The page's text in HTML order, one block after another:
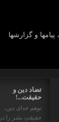
پیامها و گزارشها
تضاد دین و
حقیقت...!
توهم خدای دین،
حقیقتِ بشر را در